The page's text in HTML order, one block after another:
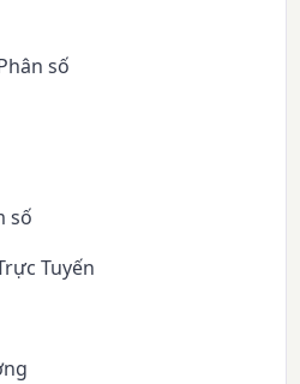
số
số
Tuyến